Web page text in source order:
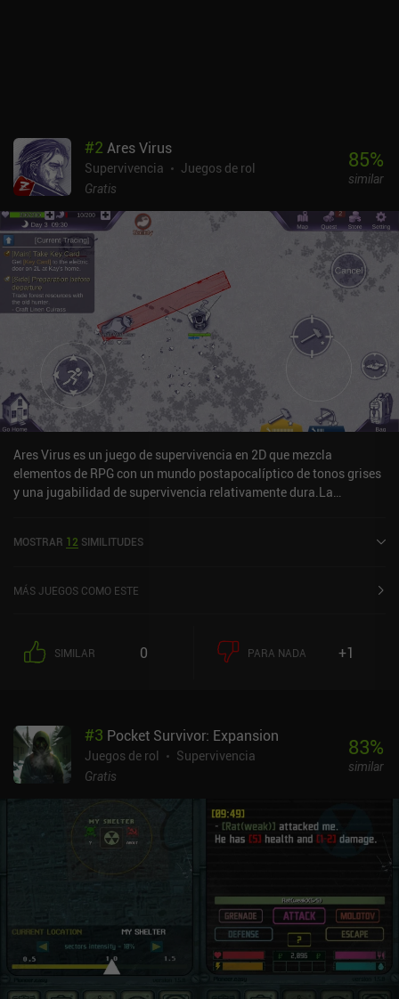
molesto. Niffelheim es un juego premium de 4,99 $ con mucho que
hacer para los entusiastas de los RPG de supervivencia, aunque
deja mucho que desear para los que buscan una experiencia de
acción.
#2 Ares Virus
Supervivencia
Juegos de rol
Gratis
85%
similar
Ares Virus es un juego de supervivencia en 2D que mezcla
elementos de RPG con un mundo postapocalíptico de tonos grises
y una jugabilidad de supervivencia relativamente dura.La
de bolsa de 1 $). La exploración del mundo es interesante y, debido
gratificante.El juego se monetiza mediante anuncios ocasionales e
disfrutar del juego.
MOSTRAR 12 SIMILITUDES
MÁS JUEGOS COMO ESTE
SIMILAR 0 PARA NADA +1
#3 Pocket Survivor: Expansion
Juegos de rol
Supervivencia
Gratis
83%
similar